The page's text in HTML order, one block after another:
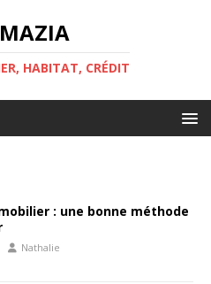
HABITAT, CRÉDIT
: une bonne méthode
Nathalie